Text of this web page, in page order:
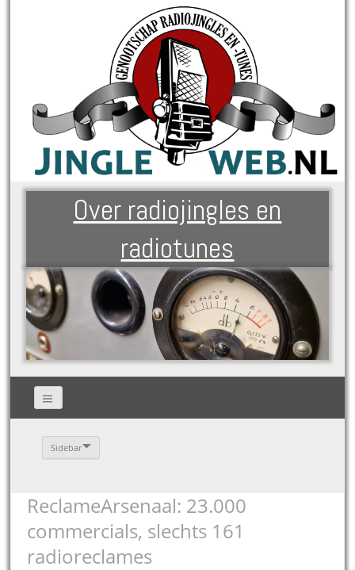
Over radiojingles en
radiotunes
Sidebar
ReclameArsenaal: 23.000
commercials, slechts 161
radioreclames